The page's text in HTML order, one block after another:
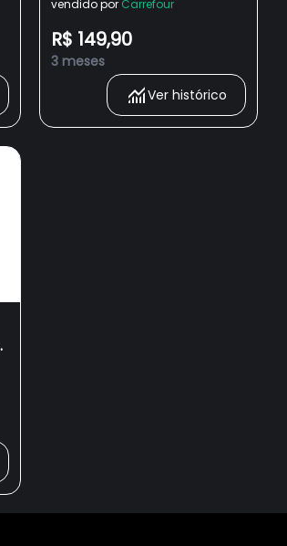
ABNT2
vendido por Carrefour
R$ 149,90
3 meses
Ver histórico